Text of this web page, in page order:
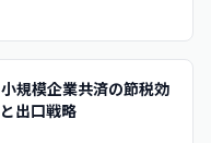
規模企業共済の節税効
出口戦略